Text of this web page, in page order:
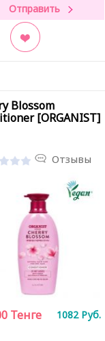
Blossom
[ORGANIST]
Отзывы
Тенге 1082 Руб.